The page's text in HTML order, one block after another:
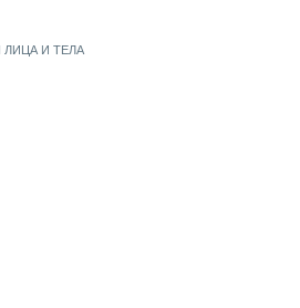
ЛИЦА И ТЕЛА